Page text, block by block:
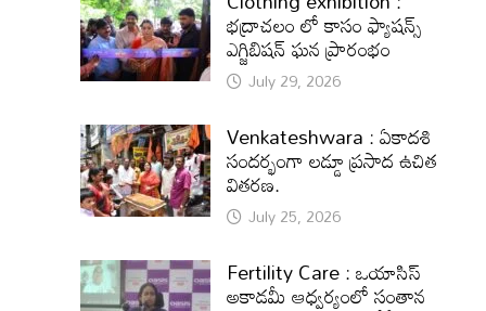
భద్రాచలం లో కాసం ఫ్యాషన్స్
ఎగ్జిబిషన్ ఘన ప్రారంభం
July 29, 2026
Venkateshwara : ఏకాదశి
సందర్భంగా లడ్డూ ప్రసాద ఉచిత
వితరణ.
July 25, 2026
Fertility Care : ఒయాసిస్
అకాడమీ ఆధ్వర్యంలో సంతాన